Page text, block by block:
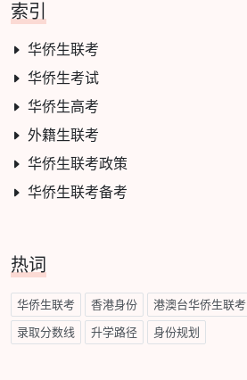
索引
华侨生联考
华侨生考试
华侨生高考
外籍生联考
华侨生联考政策
华侨生联考备考
热词
华侨生联考 香港身份 港澳台华侨生联考
录取分数线 升学路径 身份规划